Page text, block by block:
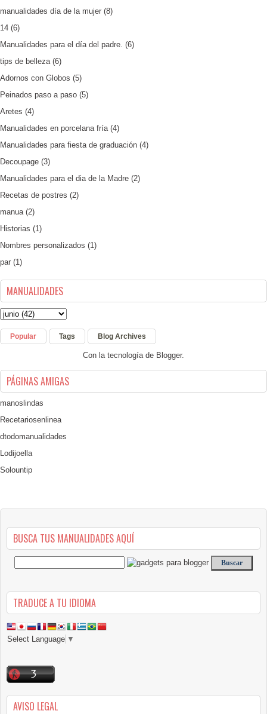
manualidades día de la mujer (8)
14 (6)
Manualidades para el día del padre. (6)
tips de belleza (6)
Adornos con Globos (5)
Peinados paso a paso (5)
Aretes (4)
Manualidades en porcelana fría (4)
Manualidades para fiesta de graduación (4)
Decoupage (3)
Manualidades para el dia de la Madre (2)
Recetas de postres (2)
manua (2)
Historias (1)
Nombres personalizados (1)
par (1)
MANUALIDADES
Popular Tags Blog Archives
Con la tecnología de Blogger.
PÁGINAS AMIGAS
manoslindas
Recetariosenlinea
dtodomanualidades
Lodijoella
Solountip
BUSCA TUS MANUALIDADES AQUÍ
TRADUCE A TU IDIOMA
Select Language ▼
AVISO LEGAL